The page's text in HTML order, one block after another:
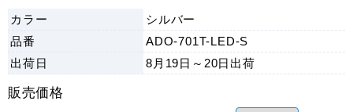
カラー
シルバー
品番
ADO-701T-LED-S
出荷日 8月19日～20日 出荷
販売価格